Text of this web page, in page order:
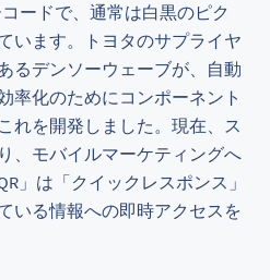
ードで、通常は白黒のピク
います。トヨタのサプライヤ
るデンソーウェーブが、自動
率化のためにコンポーネント
れを開発しました。現在、ス
、モバイルマーケティングへ
」は「クイックレスポンス」
いる情報への即時アクセスを